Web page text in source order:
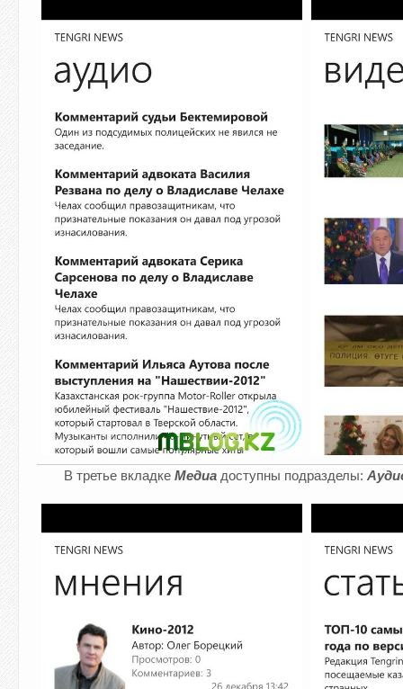
В третье вкладке Медиа доступны подразделы: